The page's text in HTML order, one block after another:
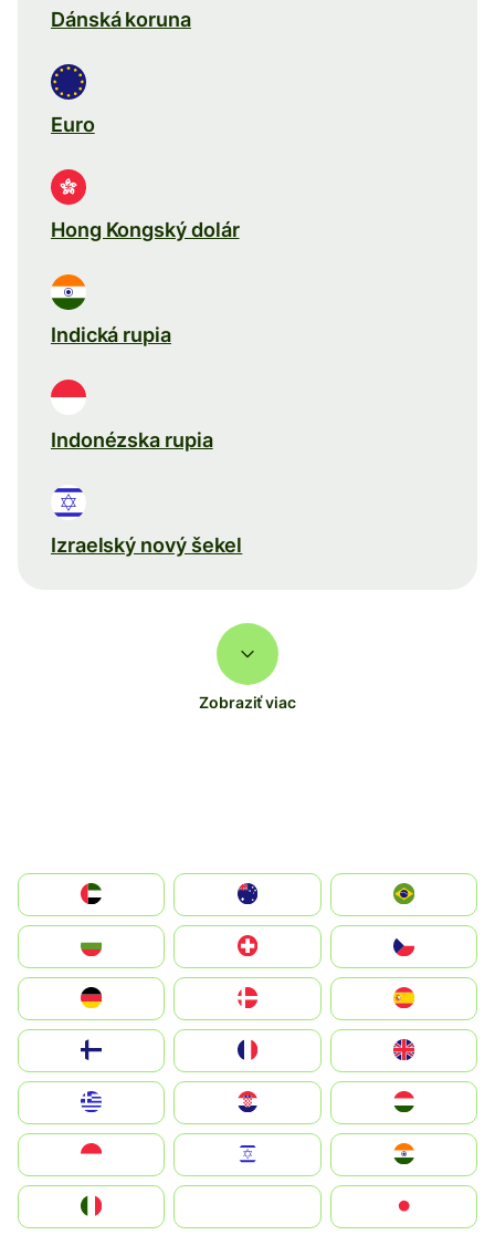
Dánská koruna
Euro
Hong Kongský dolár
Indická rupia
Indonézska rupia
Izraelský nový šekel
Zobraziť viac
الإمارات العربية المتحدة
Switzerland
Deutschland
United Kingdom
Magyarország